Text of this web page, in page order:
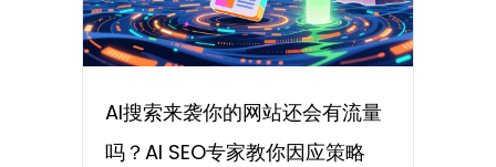
AI搜索来袭你的网站还会有流量
吗？AI SEO专家教你因应策略